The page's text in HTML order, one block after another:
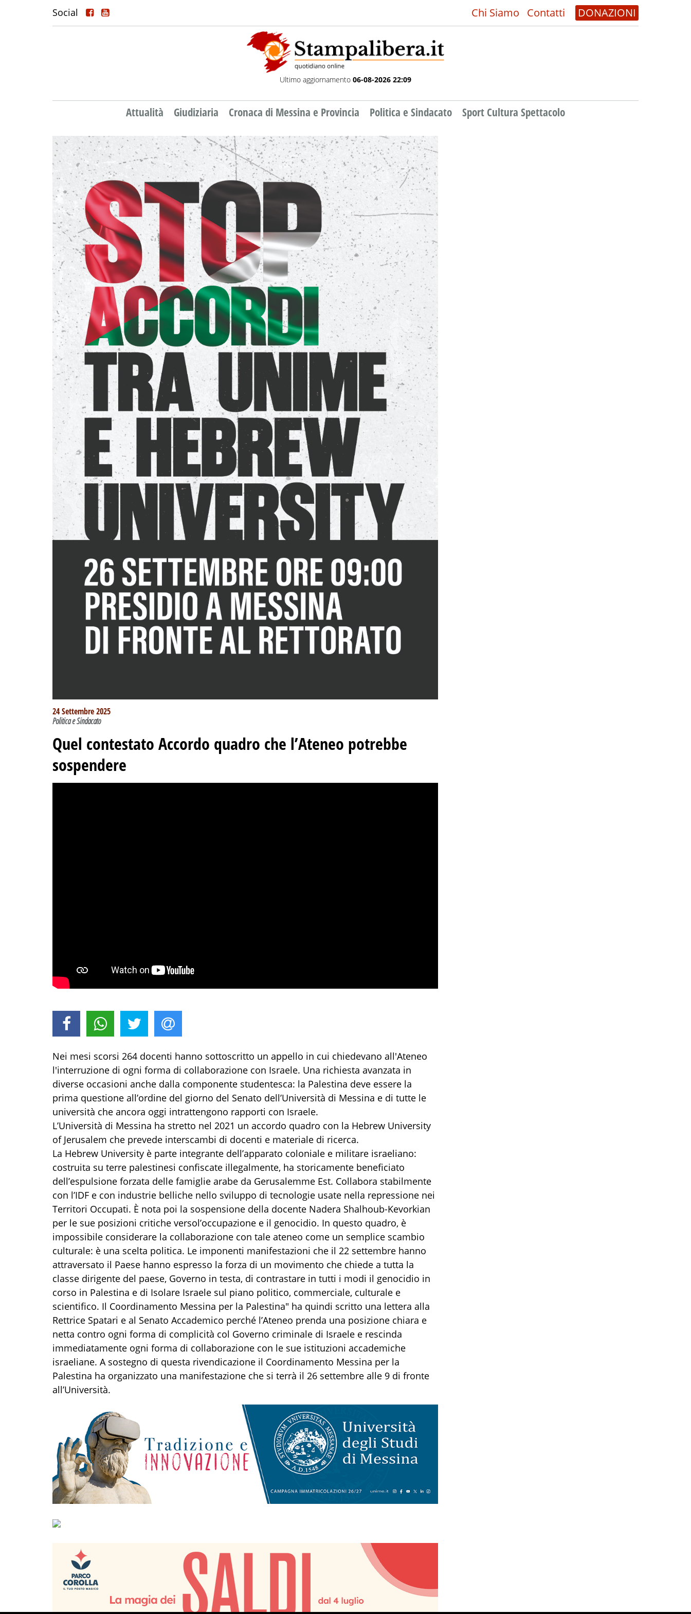
Social Chi Siamo Contatti DONAZIONI
Ultimo aggiornamento 06-08-2026 22:09
Attualità Giudiziaria Cronaca di Messina e Provincia Politica e Sindacato Sport Cultura Spettacolo
24 Settembre 2025
Politica e Sindacato
Quel contestato Accordo quadro che l’Ateneo potrebbe
sospendere
Nei mesi scorsi 264 docenti hanno sottoscritto un appello in cui chiedevano all'Ateneo
l'interruzione di ogni forma di collaborazione con Israele. Una richiesta avanzata in
diverse occasioni anche dalla componente studentesca: la Palestina deve essere la
prima questione all’ordine del giorno del Senato dell’Università di Messina e di tutte le
università che ancora oggi intrattengono rapporti con Israele.
L’Università di Messina ha stretto nel 2021 un accordo quadro con la Hebrew University
of Jerusalem che prevede interscambi di docenti e materiale di ricerca.
La Hebrew University è parte integrante dell’apparato coloniale e militare israeliano:
costruita su terre palestinesi confiscate illegalmente, ha storicamente beneficiato
dell’espulsione forzata delle famiglie arabe da Gerusalemme Est. Collabora stabilmente
con l’IDF e con industrie belliche nello sviluppo di tecnologie usate nella repressione nei
Territori Occupati. È nota poi la sospensione della docente Nadera Shalhoub-Kevorkian
per le sue posizioni critiche versol’occupazione e il genocidio. In questo quadro, è
impossibile considerare la collaborazione con tale ateneo come un semplice scambio
culturale: è una scelta politica. Le imponenti manifestazioni che il 22 settembre hanno
attraversato il Paese hanno espresso la forza di un movimento che chiede a tutta la
classe dirigente del paese, Governo in testa, di contrastare in tutti i modi il genocidio in
corso in Palestina e di Isolare Israele sul piano politico, commerciale, culturale e
scientifico. Il Coordinamento Messina per la Palestina" ha quindi scritto una lettera alla
Rettrice Spatari e al Senato Accademico perché l’Ateneo prenda una posizione chiara e
netta contro ogni forma di complicità col Governo criminale di Israele e rescinda
immediatamente ogni forma di collaborazione con le sue istituzioni accademiche
israeliane. A sostegno di questa rivendicazione il Coordinamento Messina per la
Palestina ha organizzato una manifestazione che si terrà il 26 settembre alle 9 di fronte
all’Università.